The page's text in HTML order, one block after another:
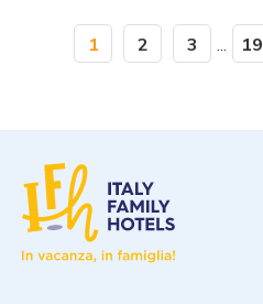
1 2 3 ... 19